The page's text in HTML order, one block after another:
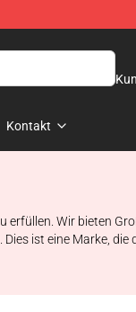
Kontakt
erfüllen. Wir bieten
ist eine Marke,